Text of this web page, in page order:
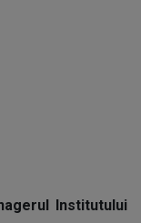
Institutului